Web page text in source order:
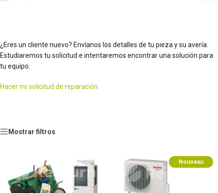
¿Eres un cliente nuevo? Envíanos los detalles de tu pieza y su avería.
Estudiaremos tu solicitud e intentaremos encontrar una solución para
tu equipo.
Hacer mi solicitud de reparación
Mostrar filtros
Nouveau